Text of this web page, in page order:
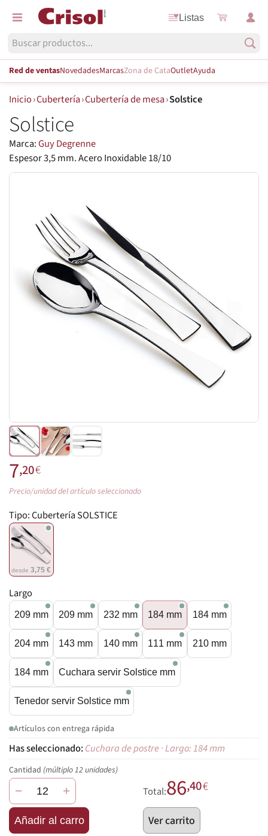
Listas
Red de ventasNovedadesMarcasZona de CataOutletAyuda
Inicio›Cubertería›Cubertería de mesa›Solstice
Solstice
Marca:Guy Degrenne
Espesor 3,5 mm. Acero Inoxidable 18/10
7,20€
Precio/unidad del artículo seleccionado
Tipo:Cubertería SOLSTICE
desde3,75 €
Largo
209 mm 209 mm 232 mm 184 mm 184 mm
204 mm 143 mm 140 mm 111 mm 210 mm
184 mm Cuchara servir Solstice mm
Tenedor servir Solstice mm
Artículos con entrega rápida
Cuchara de postre · Largo: 184 mm
Cantidad (múltiplo 12 unidades)
− +
Añadir al carro
Total:86,40€
Ver carrito